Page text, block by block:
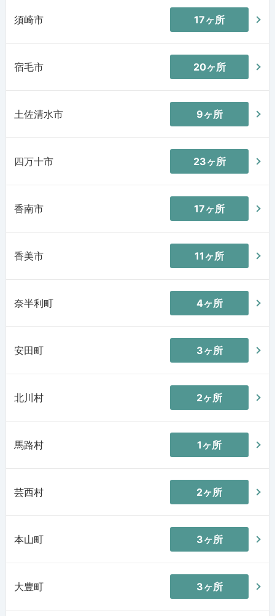
須崎市 17ヶ所
宿毛市 20ヶ所
土佐清水市 9ヶ所
四万十市 23ヶ所
香南市 17ヶ所
香美市 11ヶ所
奈半利町 4ヶ所
安田町 3ヶ所
北川村 2ヶ所
馬路村 1ヶ所
芸西村 2ヶ所
本山町 3ヶ所
大豊町 3ヶ所